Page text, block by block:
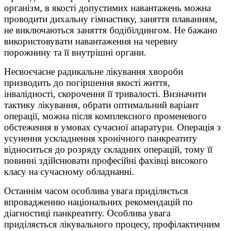
організм, в якості допустимих навантажень можна
проводити дихальну гімнастику, заняття плаванням,
не виключаються заняття бодібілдингом. Не бажано
використовувати навантаження на черевну
порожнину та її внутрішні органи.
Несвоєчасне радикальне лікування хвороби
призводить до погіршення якості життя,
інвалідності, скорочення її тривалості. Визначити
тактику лікування, обрати оптимальний варіант
операції, можна після комплексного променевого
обстеження в умовах сучасної апаратури. Операція з
усунення ускладнення хронічного панкреатиту
відноситься до розряду складних операцій, тому її
повинні здійснювати професійні фахівці високого
класу на сучасному обладнанні.
Останнім часом особлива увага приділяється
впровадженню національних рекомендацій по
діагностиці панкреатиту. Особлива увага
приділяється лікувального процесу, профілактичним